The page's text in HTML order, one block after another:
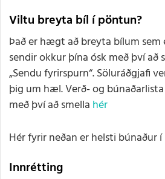
Viltu breyta bíl í pöntun?
Það er hægt að breyta bílum sem
sendir okkur þína ósk með því að
„Sendu fyrirspurn“. Söluráðgjafi
þig um hæl. Verð- og
með því að smella hér
Hér fyrir neðan er helsti búnaður í
Innrétting